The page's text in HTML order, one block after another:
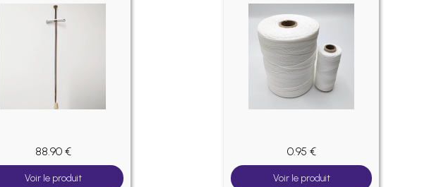
88.90 €
Voir le produit
0.95 €
Voir le produit